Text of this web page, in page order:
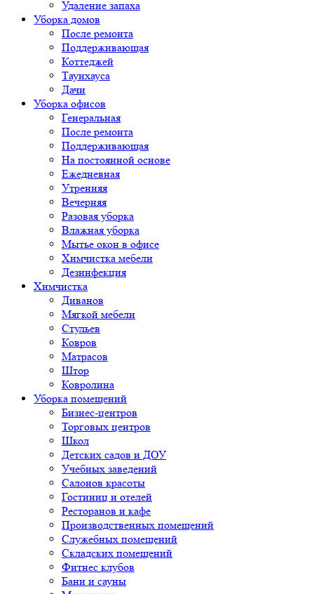
Удаление запаха
Уборка домов
После ремонта
Поддерживающая
Коттеджей
Таунхауса
Дачи
Уборка офисов
Генеральная
После ремонта
Поддерживающая
На постоянной основе
Ежедневная
Утренняя
Вечерняя
Разовая уборка
Влажная уборка
Мытье окон в офисе
Химчистка мебели
Дезинфекция
Химчистка
Диванов
Мягкой мебели
Стульев
Ковров
Матрасов
Штор
Ковролина
Уборка помещений
Бизнес-центров
Торговых центров
Школ
Детских садов и ДОУ
Учебных заведений
Салонов красоты
Гостиниц и отелей
Ресторанов и кафе
Производственных помещений
Служебных помещений
Складских помещений
Фитнес клубов
Бани и сауны